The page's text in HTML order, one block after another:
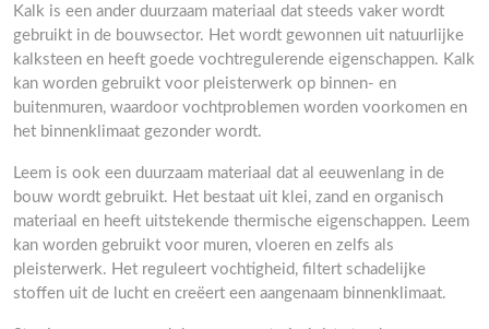
Kalk is een ander duurzaam materiaal dat steeds vaker wordt
gebruikt in de bouwsector. Het wordt gewonnen uit natuurlijke
kalksteen en heeft goede vochtregulerende eigenschappen. Kalk
kan worden gebruikt voor pleisterwerk op binnen- en
buitenmuren, waardoor vochtproblemen worden voorkomen en
het binnenklimaat gezonder wordt.
Leem is ook een duurzaam materiaal dat al eeuwenlang in de
bouw wordt gebruikt. Het bestaat uit klei, zand en organisch
materiaal en heeft uitstekende thermische eigenschappen. Leem
kan worden gebruikt voor muren, vloeren en zelfs als
pleisterwerk. Het reguleert vochtigheid, filtert schadelijke
stoffen uit de lucht en creëert een aangenaam binnenklimaat.